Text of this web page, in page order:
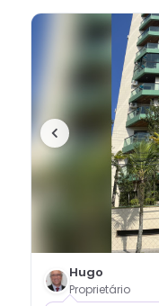
Hugo
Proprietário